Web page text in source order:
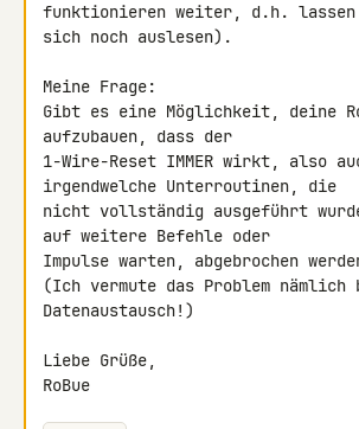
funktionieren weiter, d.h. lassen
sich noch auslesen).
Meine Frage:
Gibt es eine Möglichkeit, deine
aufzubauen, dass der
1-Wire-Reset IMMER wirkt, also
irgendwelche Unterroutinen, die
nicht vollständig ausgeführt
auf weitere Befehle oder
Impulse warten, abgebrochen
(Ich vermute das Problem nämlich
Datenaustausch!)
Liebe Grüße,
RoBue